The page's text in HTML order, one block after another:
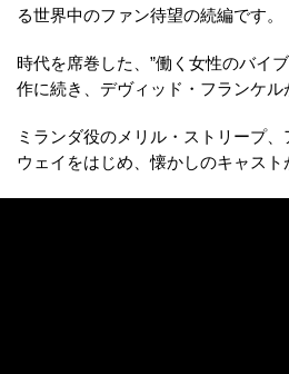
る世界中のファン待望の続編です。
時代を席巻した、”働く女性のバイ
作に続き、デヴィッド・フランケル
ミランダ役のメリル・ストリープ
ウェイをはじめ、懐かしのキャスト